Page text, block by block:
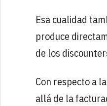
Esa cualidad
produce
de los
Con respecto a
allá de la